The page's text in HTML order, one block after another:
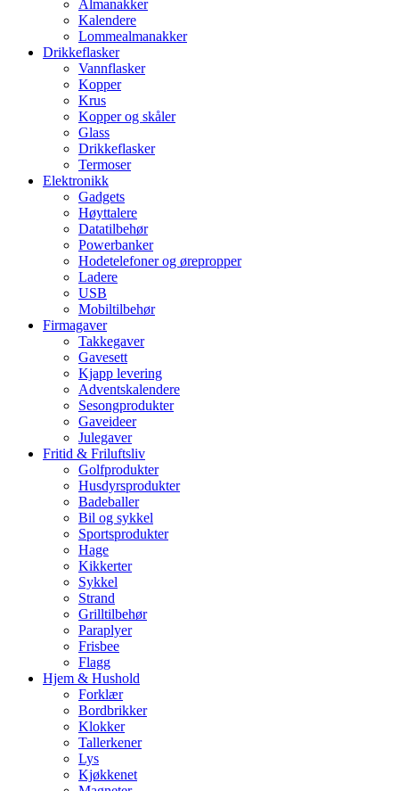
Almanakker
Kalendere
Lommealmanakker
Drikkeflasker
Vannflasker
Kopper
Krus
Kopper og skåler
Glass
Drikkeflasker
Termoser
Elektronikk
Gadgets
Høyttalere
Datatilbehør
Powerbanker
Hodetelefoner og ørepropper
Ladere
USB
Mobiltilbehør
Firmagaver
Takkegaver
Gavesett
Kjapp levering
Adventskalendere
Sesongprodukter
Gaveideer
Julegaver
Fritid & Friluftsliv
Golfprodukter
Husdyrsprodukter
Badeballer
Bil og sykkel
Sportsprodukter
Hage
Kikkerter
Sykkel
Strand
Grilltilbehør
Paraplyer
Frisbee
Flagg
Hjem & Hushold
Forklær
Bordbrikker
Klokker
Tallerkener
Lys
Kjøkkenet